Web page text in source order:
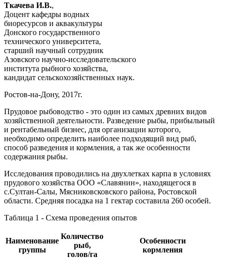
Ткачева И.В.,
Доцент кафедры водных
биоресурсов и аквакультуры
Донского государственного
технического университета,
старший научный сотрудник
Азовского научно-исследовательского
института рыбного хозяйства,
кандидат сельскохозяйственных наук.
Ростов-на-Дону, 2017г.
Прудовое рыбоводство - это один из самых древних видов
хозяйственной деятельности. Разведение рыбы, прибыльный
и рентабельный бизнес, для организации которого,
необходимо определить наиболее подходящий вид рыб,
способ разведения и кормления, а так же особенности
содержания рыбы.
Исследования проводились на двухлетках карпа в условиях
прудового хозяйства ООО «Славянин», находящегося в
с.Султан-Салы, Мясниковсковского района, Ростовской
области. Средняя посадка на 1 гектар составила 260 особей.
Таблица 1 - Схема проведения опытов
Наименование
группы
Количество
рыб,
голов/га
Особенности
кормления